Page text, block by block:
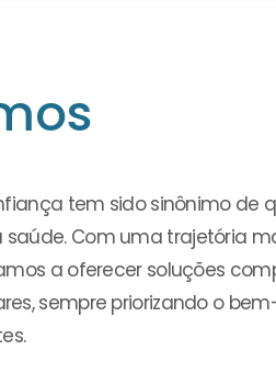
tem sido sinônimo de
Com uma trajetória
a oferecer soluções
sempre priorizando o